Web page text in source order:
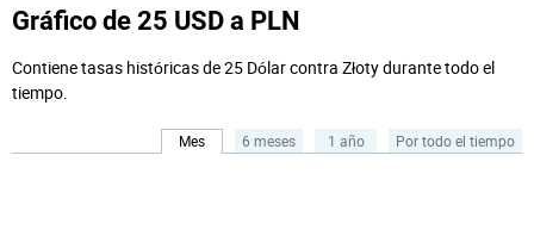
Gráfico de 25 USD a PLN
Contiene tasas históricas de 25 Dólar contra Złoty durante todo el
tiempo.
Mes 6 meses 1 año Por todo el tiempo